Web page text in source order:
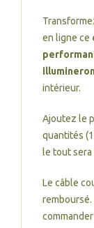
en ligne ce
intérieur.
Ajoutez le
quantités
le tout
Le câble
remboursé.